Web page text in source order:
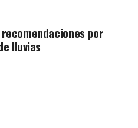
recomendaciones por
lluvias